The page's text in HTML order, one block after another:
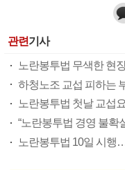
관련기사
노란봉투법 무색한 현
하청노조 교섭 피하는
노란봉투법 첫날 교섭
노란봉투법 10일 시행